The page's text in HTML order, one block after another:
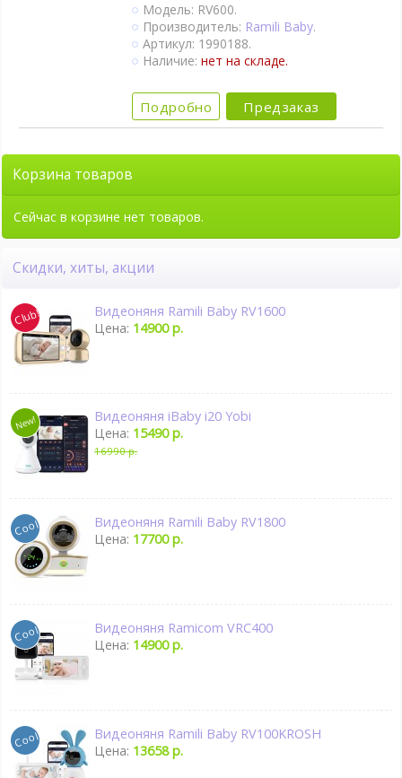
Активация при плаче (VOX).
Непрерывный мониторинг.
Термометр.
Колыбельные мелодии.
Поворот камеры удалённо.
Камеру можно подключить к
портативному аккумулятору с
1 камера в комплекте.
Модель: RV600.
Производитель: Ramili Baby.
Артикул: 1990188.
Наличие:нет на складе.
Подробно Предзаказ
Корзина товаров
Сейчас в корзине нет товаров.
Скидки, хиты, акции
Видеоняня Ramili Baby RV1600
Цена: 14900 р.
Видеоняня iBaby i20 Yobi
Цена: 15490 р.
16990 р.
Видеоняня Ramili Baby RV1800
Цена: 17700 р.
Видеоняня Ramicom VRC400
Цена: 14900 р.
Видеоняня Ramili Baby RV100KROSH
Цена: 13658 р.